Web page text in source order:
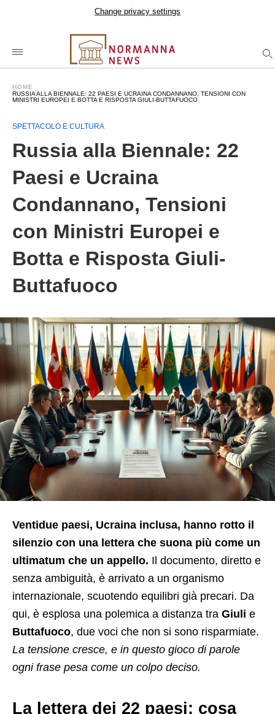
Change privacy settings
HOME
RUSSIA ALLA BIENNALE: 22 PAESI E UCRAINA CONDANNANO, TENSIONI CON
MINISTRI EUROPEI E BOTTA E RISPOSTA GIULI-BUTTAFUOCO
SPETTACOLO E CULTURA
Russia alla Biennale: 22
Paesi e Ucraina
Condannano, Tensioni
con Ministri Europei e
Botta e Risposta Giuli-
Buttafuoco
Ventidue paesi, Ucraina inclusa, hanno rotto il
silenzio con una lettera che suona più come un
ultimatum che un appello. Il documento, diretto e
senza ambiguità, è arrivato a un organismo
internazionale, scuotendo equilibri già precari. Da
qui, è esplosa una polemica a distanza tra Giuli e
Buttafuoco, due voci che non si sono risparmiate.
La tensione cresce, e in questo gioco di parole
ogni frase pesa come un colpo deciso.
La lettera dei 22 paesi: cosa